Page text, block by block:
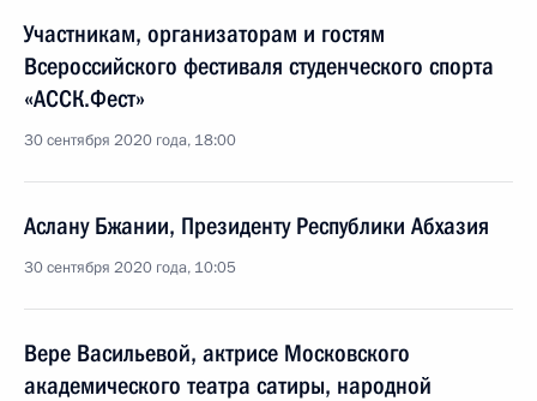
Участникам, организаторам и гостям
Всероссийского фестиваля студенческого спорта
«АССК.Фест»
30 сентября 2020 года, 18:00
Аслану Бжании, Президенту Республики Абхазия
30 сентября 2020 года, 10:05
Вере Васильевой, актрисе Московского
академического театра сатиры, народной